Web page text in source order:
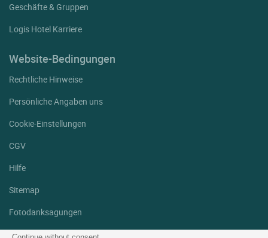
Geschäfte & Gruppen
Logis Hotel Karriere
Website-Bedingungen
Rechtliche Hinweise
Persönliche Angaben uns
Cookie-Einstellungen
CGV
Hilfe
Sitemap
Fotodanksagungen